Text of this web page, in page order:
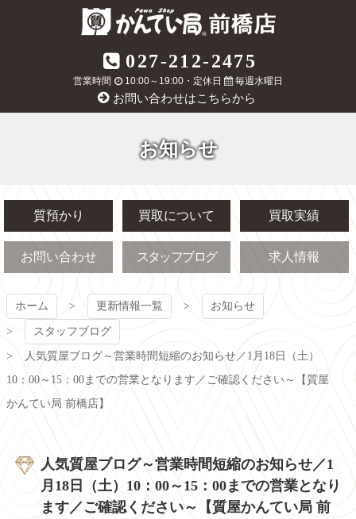
質屋かんてい局
前橋店
027-212-2475
営業時間 10:00～19:00・定休日 毎週水曜日
お問い合わせはこちらから
お知らせ
質預かり 買取について 買取実績
お問い合わせ スタッフブログ 求人情報
ホーム 更新情報一覧 お知らせ
スタッフブログ
人気質屋ブログ～営業時間短縮のお知らせ／1月18日（土）
10：00～15：00までの営業となります／ご確認ください～【質屋
かんてい局 前橋店】
人気質屋ブログ～営業時間短縮のお知らせ／1
月18日（土）10：00～15：00までの営業となり
ます／ご確認ください～【質屋かんてい局 前